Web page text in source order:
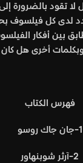
تقود بالضرورة
لدى كل فيلسوف
بين أفكار
أخرى هل كان
فهرس الكتاب
1-جان جاك روسو
2-آرثر شوبنهاور